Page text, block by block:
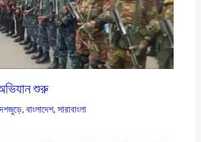
শুরু
,বাংলাদেশ,সারাবাংলা